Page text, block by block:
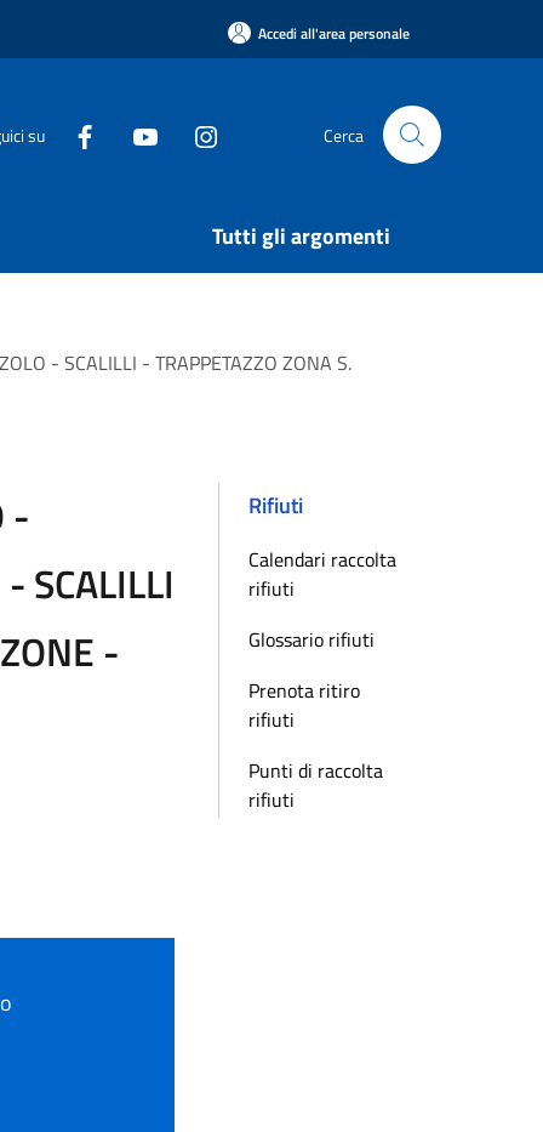
Accedi all'area personale
su Cerca
Tutti gli argomenti
- SCALILLI - TRAPPETAZZO ZONA S.
-
SCALILLI
-
Rifiuti
Calendari raccolta
rifiuti
Glossario rifiuti
Prenota ritiro
rifiuti
Punti di raccolta
rifiuti